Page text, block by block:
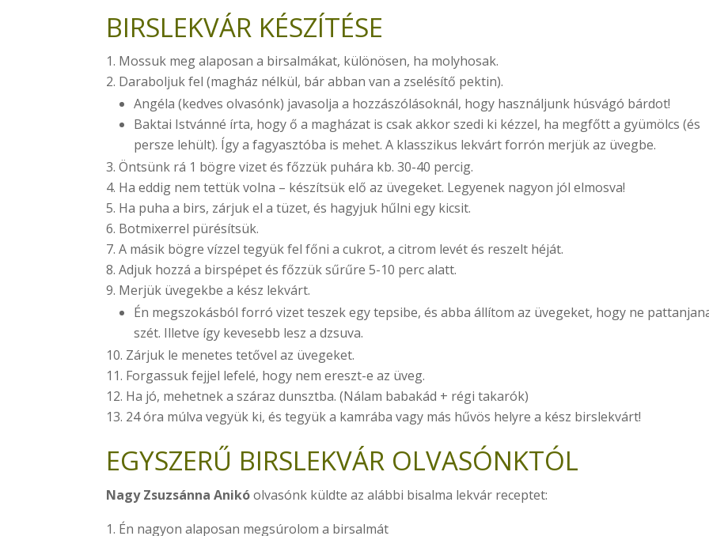
BIRSLEKVÁR KÉSZÍTÉSE
Mossuk meg alaposan a birsalmákat, különösen, ha molyhosak.
Daraboljuk fel (magház nélkül, bár abban van a zselésítő pektin).
Angéla (kedves olvasónk) javasolja a hozzászólásoknál, hogy használjunk húsvágó bárdot!
Baktai Istvánné írta, hogy ő a magházat is csak akkor szedi ki kézzel, ha megfőtt a gyümölcs (és
persze lehült). Így a fagyasztóba is mehet. A klasszikus lekvárt forrón merjük az üvegbe.
Öntsünk rá 1 bögre vizet és főzzük puhára kb. 30-40 percig.
Ha eddig nem tettük volna – készítsük elő az üvegeket. Legyenek nagyon jól elmosva!
Ha puha a birs, zárjuk el a tüzet, és hagyjuk hűlni egy kicsit.
Botmixerrel pürésítsük.
A másik bögre vízzel tegyük fel főni a cukrot, a citrom levét és reszelt héját.
Adjuk hozzá a birspépet és főzzük sűrűre 5-10 perc alatt.
Merjük üvegekbe a kész lekvárt.
Én megszokásból forró vizet teszek egy tepsibe, és abba állítom az üvegeket, hogy ne
szét. Illetve így kevesebb lesz a dzsuva.
Zárjuk le menetes tetővel az üvegeket.
Forgassuk fejjel lefelé, hogy nem ereszt-e az üveg.
Ha jó, mehetnek a száraz dunsztba. (Nálam babakád + régi takarók)
24 óra múlva vegyük ki, és tegyük a kamrába vagy más hűvös helyre a kész birslekvárt!
EGYSZERŰ BIRSLEKVÁR OLVASÓNKTÓL
Nagy Zsuzsánna Anikóolvasónk küldte az alábbi bisalma lekvár receptet:
Én nagyon alaposan megsúrolom a birsalmát